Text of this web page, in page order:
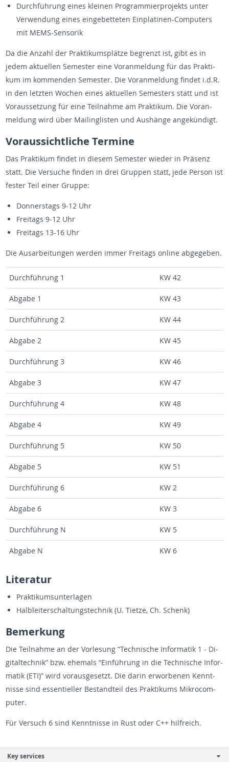
Durch­füh­rung eines klei­nen Pro­gram­mier­pro­jekts unter
Ver­wen­dung eines ein­ge­bet­te­ten Ein­pla­ti­nen-Com­pu­ters
mit MEMS-Sen­so­rik
Da die An­zahl der Prak­ti­kums­plät­ze be­grenzt ist, gibt es in
jedem ak­tu­el­len Se­mes­ter eine Vor­an­mel­dung für das Prak­ti­
kum im kom­men­den Se­mes­ter. Die Vor­an­mel­dung fin­det i.d.R.
in den letz­ten Wo­chen eines ak­tu­el­len Se­mes­ters statt und ist
Vor­aus­set­zung für eine Teil­nah­me am Prak­ti­kum. Die Vor­an­
mel­dung wird über Mai­ling­lis­ten und Aus­hän­ge an­ge­kün­digt.
Vor­aus­sicht­li­che Ter­mi­ne
Das Prak­ti­kum fin­det in die­sem Se­mes­ter wie­der in Prä­senz
statt. Die Ver­su­che fin­den in drei Grup­pen statt, jede Per­son ist
fes­ter Teil einer Grup­pe:
Don­ners­tags 9-12 Uhr
Frei­tags 9-12 Uhr
Frei­tags 13-16 Uhr
Die Aus­ar­bei­tun­gen wer­den immer Frei­tags on­line ab­ge­ge­ben.
Durch­füh­rung 1 KW 42
Ab­ga­be 1 KW 43
Durch­füh­rung 2 KW 44
Ab­ga­be 2 KW 45
Durch­füh­rung 3 KW 46
Ab­ga­be 3 KW 47
Durch­füh­rung 4 KW 48
Ab­ga­be 4 KW 49
Durch­füh­rung 5 KW 50
Ab­ga­be 5 KW 51
Durch­füh­rung 6 KW 2
Ab­ga­be 6 KW 3
Durch­füh­rung N KW 5
Ab­ga­be N KW 6
Li­te­ra­tur
Prak­ti­kums­un­ter­la­gen
Halb­leit­erschal­tungs­tech­nik (U. Tiet­ze, Ch. Schenk)
Be­mer­kung
Die Teil­nah­me an der Vor­le­sung “Tech­ni­sche In­for­ma­tik 1 - Di­
gi­tal­tech­nik” bzw. ehe­mals “Ein­füh­rung in die Tech­ni­sche In­for­
ma­tik (ETI)” wird vor­aus­ge­setzt. Die darin er­wor­be­nen Kennt­
nis­se sind es­sen­ti­el­ler Be­stand­teil des Prak­ti­kums Mi­kro­com­
pu­ter.
Für Ver­such 6 sind Kennt­nis­se in Rust oder C++ hilf­reich.
Key services